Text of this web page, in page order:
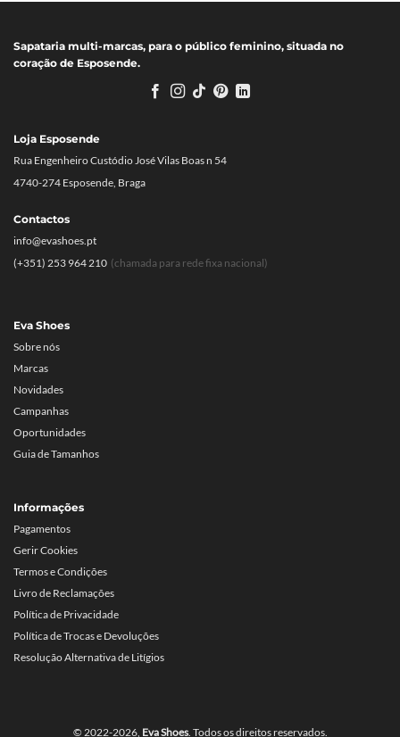
Sapataria multi-marcas, para o público feminino, situada no
coração de Esposende.
Eva Shoes
Sobre nós
Marcas
Novidades
Campanhas
Oportunidades
Guia de Tamanhos
Informações
Pagamentos
Gerir Cookies
Termos e Condições
Livro de Reclamações
Política de Privacidade
Política de Trocas e Devoluções
Resolução Alternativa de Litígios
Loja Esposende
Rua Engenheiro Custódio José Vilas Boas n 54
4740-274 Esposende, Braga
Contactos
info@evashoes.pt
(+351) 253 964 210 (chamada para rede fixa nacional)
© 2022-2026, Eva Shoes. Todos os direitos reservados.